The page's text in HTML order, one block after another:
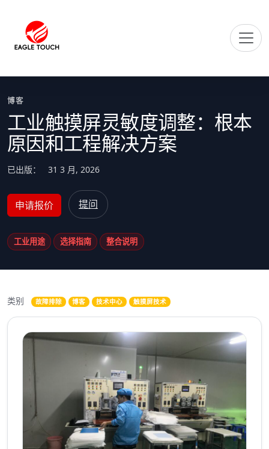
博客
工业触摸屏灵敏度调整：根本
原因和工程解决方案
已出版： 31 3 月, 2026
申请报价 提问
工业用途 选择指南 整合说明
类别 故障排除 博客 技术中心 触摸屏技术